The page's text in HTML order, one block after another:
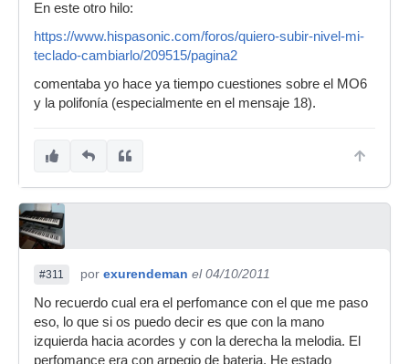
En este otro hilo:
https://www.hispasonic.com/foros/quiero-subir-nivel-mi-
teclado-cambiarlo/209515/pagina2
comentaba yo hace ya tiempo cuestiones sobre el MO6
y la polifonía (especialmente en el mensaje 18).
#311 por exurendeman el 04/10/2011
No recuerdo cual era el perfomance con el que me paso
eso, lo que si os puedo decir es que con la mano
izquierda hacia acordes y con la derecha la melodia. El
perfomance era con arpegio de bateria. He estado